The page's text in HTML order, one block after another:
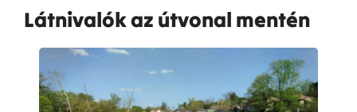
Látnivalók az útvonal mentén